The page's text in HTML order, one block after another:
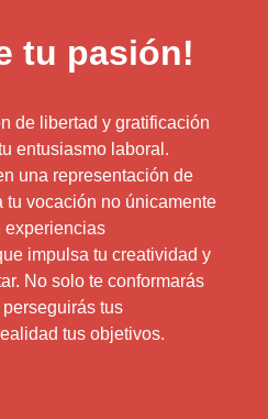
tu pasión!
de libertad y gratificación
entusiasmo laboral.
una representación de
tu vocación no únicamente
experiencias
impulsa tu creatividad y
No solo te conformarás
tus
tus objetivos.